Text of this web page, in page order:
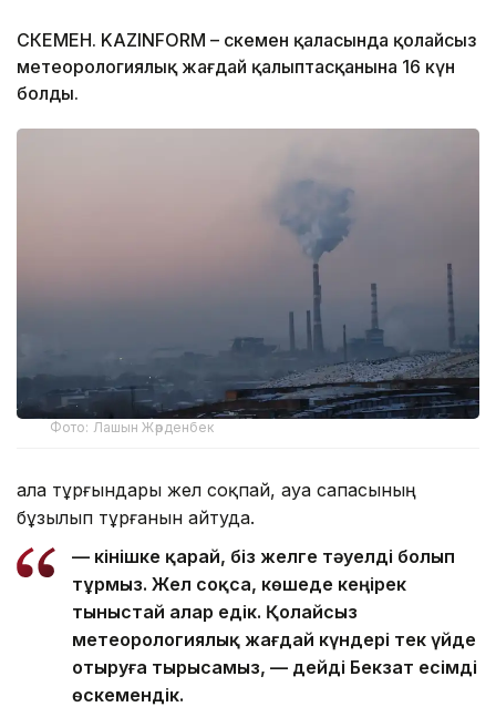
ӨСКЕМЕН. KAZINFORM – Өскемен қаласында қолайсыз
метеорологиялық жағдай қалыптасқанына 16 күн
болды.
Фото: Лашын Жәрденбек
Қала тұрғындары жел соқпай, ауа сапасының
бұзылып тұрғанын айтуда.
— Өкінішке қарай, біз желге тәуелді болып
тұрмыз. Жел соқса, көшеде кеңірек
тыныстай алар едік. Қолайсыз
метеорологиялық жағдай күндері тек үйде
отыруға тырысамыз, — дейді Бекзат есімді
өскемендік.